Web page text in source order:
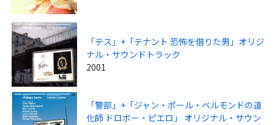
「テス」+「テナント 恐怖を借りた男」オリジ
ナル・サウンドトラック
2001
「警部」+「ジャン・ポール・ベルモンドの道
化師 ドロボー・ピエロ」 オリジナル・サウン